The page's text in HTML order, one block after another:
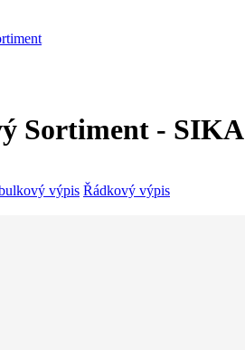
Sortiment - SIKA
výpis Řádkový výpis